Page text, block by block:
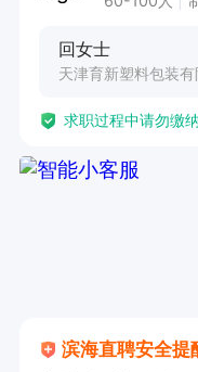
回女士
天津育新塑料包装有
求职过程中请勿缴
滨海直聘安全提